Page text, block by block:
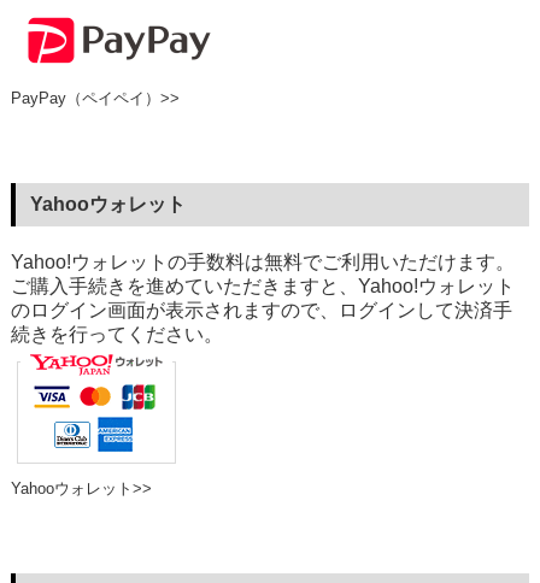
PayPay（ペイペイ）>>
Yahooウォレット
Yahoo!ウォレットの手数料は無料でご利用いただけます。
ご購入手続きを進めていただきますと、Yahoo!ウォレット
のログイン画面が表示されますので、ログインして決済手
続きを行ってください。
Yahooウォレット>>